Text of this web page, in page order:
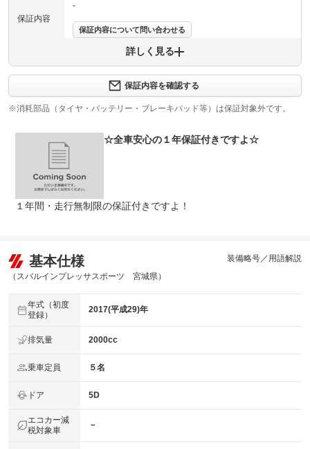
保証内容
-
保証内容について問い合わせる
上限金額
受付先
法定整備
整備付 法定12ヶ月または法定24ヶ月点検整備付
※車検なし・車検整備付の場合は法定24ヶ月点検整備付
詳しく見る
保証内容を確認する
※消耗部品（タイヤ・バッテリー・ブレーキパッド等）は保証対象外です。
☆全車安心の１年保証付きですよ☆
１年間・走行無制限の保証付きですよ！
基本仕様
（スバルインプレッサスポーツ 宮城県）
装備略号／用語解説
年式（初度
登録）
2017(平成29)年
排気量 2000cc
乗車定員 ５名
ドア 5D
エコカー減
税対象車
－